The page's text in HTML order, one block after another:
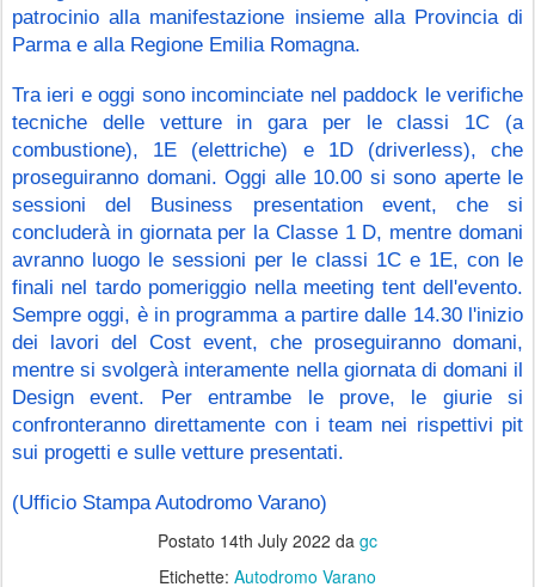
patrocinio alla manifestazione insieme alla Provincia di
Parma e alla Regione Emilia Romagna.
Tra ieri e oggi sono incominciate nel paddock le verifiche
tecniche delle vetture in gara per le classi 1C (a
combustione), 1E (elettriche) e 1D (driverless), che
proseguiranno domani. Oggi alle 10.00 si sono aperte le
sessioni del Business presentation event, che si
concluderà in giornata per la Classe 1 D, mentre domani
avranno luogo le sessioni per le classi 1C e 1E, con le
finali nel tardo pomeriggio nella meeting tent dell'evento.
Sempre oggi, è in programma a partire dalle 14.30 l'inizio
dei lavori del Cost event, che proseguiranno domani,
mentre si svolgerà interamente nella giornata di domani il
Design event. Per entrambe le prove, le giurie si
confronteranno direttamente con i team nei rispettivi pit
sui progetti e sulle vetture presentati.
(Ufficio Stampa Autodromo Varano)
Postato 14th July 2022 da gc
Etichette: Autodromo Varano